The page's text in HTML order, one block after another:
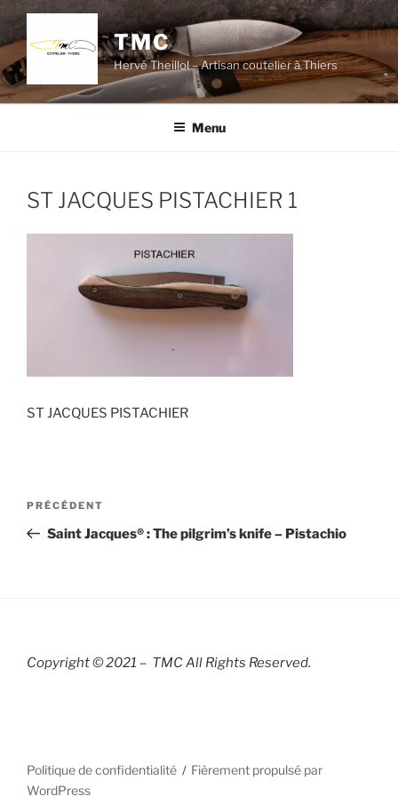
Aller
contenu
principal
TMC
Hervé Theillol – Artisan coutelier à Thiers
Menu
ST JACQUES PISTACHIER 1
ST JACQUES PISTACHIER
Navigation
l’article
Article
précédent
PRÉCÉDENT
Saint Jacques® : The pilgrim’s knife – Pistachio
Copyright © 2021 – TMC All Rights Reserved.
Politique de confidentialité
Fièrement propulsé par
WordPress